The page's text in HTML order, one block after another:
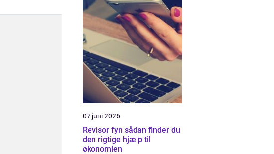
07 juni 2026
Revisor fyn sådan finder du
den rigtige hjælp til
økonomien